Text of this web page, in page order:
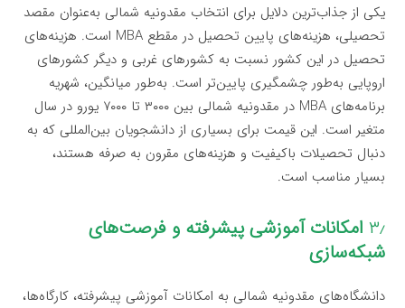
یکی از جذاب‌ترین دلایل برای انتخاب مقدونیه شمالی به‌عنوان مقصد
تحصیلی، هزینه‌های پایین تحصیل در مقطع MBA است. هزینه‌های
تحصیل در این کشور نسبت به کشورهای غربی و دیگر کشورهای
اروپایی به‌طور چشمگیری پایین‌تر است. به‌طور میانگین، شهریه
برنامه‌های MBA در مقدونیه شمالی بین ۳۰۰۰ تا ۷۰۰۰ یورو در سال
متغیر است. این قیمت برای بسیاری از دانشجویان بین‌المللی که به
دنبال تحصیلات باکیفیت و هزینه‌های مقرون به صرفه هستند،
بسیار مناسب است.
۳٫ امکانات آموزشی پیشرفته و فرصت‌های
شبکه‌سازی
دانشگاه‌های مقدونیه شمالی به امکانات آموزشی پیشرفته، کارگاه‌ها،